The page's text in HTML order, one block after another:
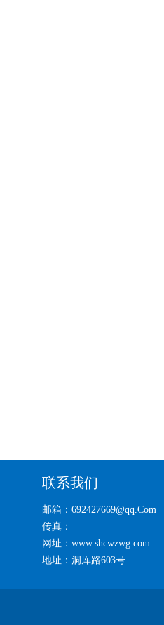
联系我们
邮箱：692427669@qq.Com
传真：
网址：www.shcwzwg.com
地址：洞厍路603号